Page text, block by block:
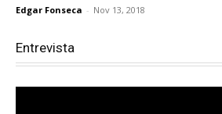
Edgar Fonseca - Nov 13, 2018
Entrevista